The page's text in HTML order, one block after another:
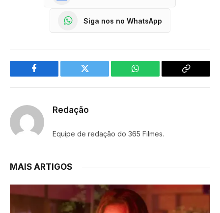
Siga nos no WhatsApp
Facebook Twitter WhatsApp
Copy
Redação
Equipe de redação do 365 Filmes.
MAIS ARTIGOS